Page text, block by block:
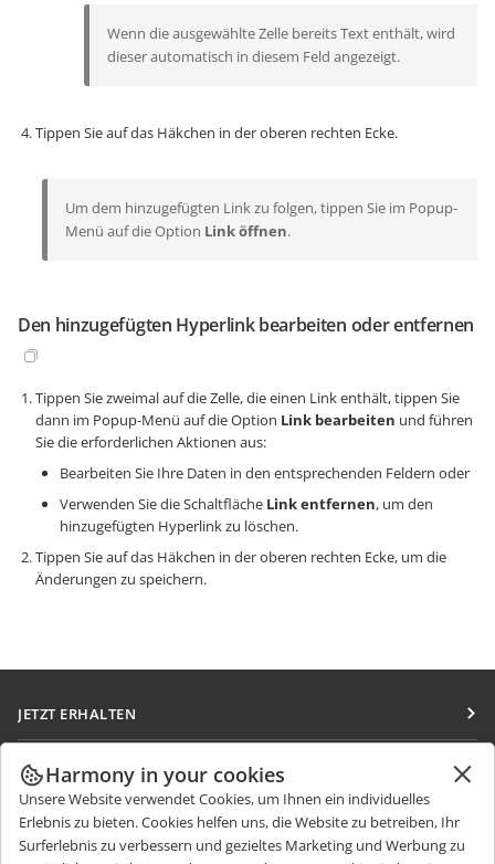
Wenn die ausgewählte Zelle bereits Text enthält, wird
dieser automatisch in diesem Feld angezeigt.
Tippen Sie auf das Häkchen in der oberen rechten Ecke.
Um dem hinzugefügten Link zu folgen, tippen Sie im Popup-
Menü auf die Option Link öffnen.
Den hinzugefügten Hyperlink bearbeiten oder entfernen
Tippen Sie zweimal auf die Zelle, die einen Link enthält, tippen Sie
dann im Popup-Menü auf die Option Link bearbeiten und führen
Sie die erforderlichen Aktionen aus:
Bearbeiten Sie Ihre Daten in den entsprechenden Feldern oder
Verwenden Sie die Schaltfläche Link entfernen, um den
hinzugefügten Hyperlink zu löschen.
Tippen Sie auf das Häkchen in der oberen rechten Ecke, um die
Änderungen zu speichern.
JETZT ERHALTEN
Docs
DocSpace
Workspace
ZUSAMMENARBEITEN
Für Mitwirkende
Für Übersetzer
NACHRICHTEN ERHALTEN
Blog
Harmony in your cookies
Unsere Website verwendet Cookies, um Ihnen ein individuelles
Erlebnis zu bieten. Cookies helfen uns, die Website zu betreiben, Ihr
Surferlebnis zu verbessern und gezieltes Marketing und Werbung zu